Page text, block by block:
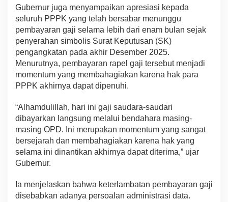
Gubernur juga menyampaikan apresiasi kepada
seluruh PPPK yang telah bersabar menunggu
pembayaran gaji selama lebih dari enam bulan sejak
penyerahan simbolis Surat Keputusan (SK)
pengangkatan pada akhir Desember 2025.
Menurutnya, pembayaran rapel gaji tersebut menjadi
momentum yang membahagiakan karena hak para
PPPK akhirnya dapat dipenuhi.
“Alhamdulillah, hari ini gaji saudara-saudari
dibayarkan langsung melalui bendahara masing-
masing OPD. Ini merupakan momentum yang sangat
bersejarah dan membahagiakan karena hak yang
selama ini dinantikan akhirnya dapat diterima,” ujar
Gubernur.
Ia menjelaskan bahwa keterlambatan pembayaran gaji
disebabkan adanya persoalan administrasi data.